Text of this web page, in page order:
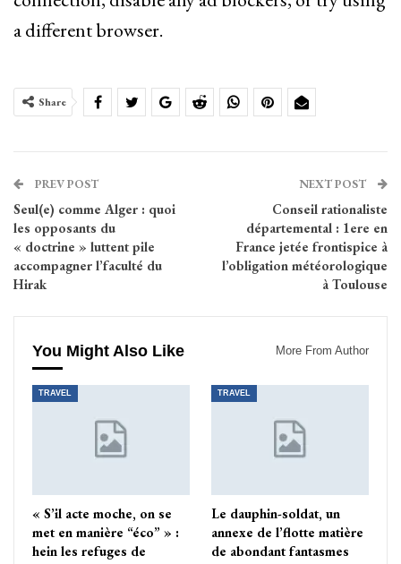
a different browser.
Share
PREV POST
Seul(e) comme Alger : quoi
les opposants du
« doctrine » luttent pile
accompagner l’faculté du
Hirak
NEXT POST
Conseil rationaliste
départemental : 1ere en
France jetée frontispice à
l’obligation météorologique
à Toulouse
You Might Also Like More From Author
TRAVEL
« S’il acte moche, on se
met en manière “éco” » :
hein les refuges de
TRAVEL
Le dauphin-soldat, un
annexe de l’flotte matière
de abondant fantasmes